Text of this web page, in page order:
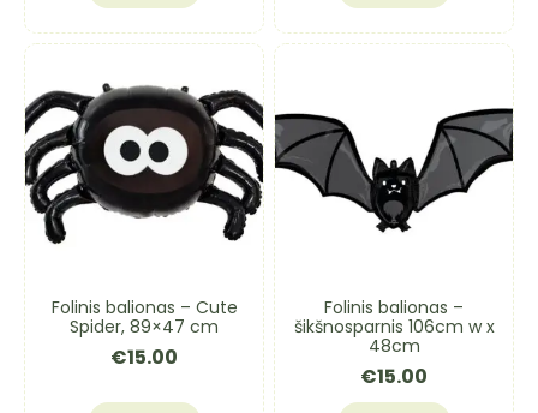
Folinis balionas – Cute
Spider, 89×47 cm
€15.00
Folinis balionas –
šikšnosparnis 106cm w x
48cm
€15.00